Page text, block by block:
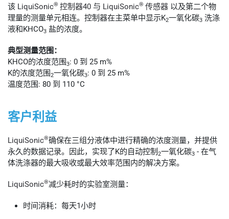
该 LiquiSonic® 控制器40 与 LiquiSonic® 传感器 以及第二个物
理量的测量单元相连。控制器在主菜单中显示K2一氧化碳3 洗涤
液和KHCO3 盐的浓度。
典型测量范围：
KHCO的浓度范围3: 0 到 25 m%
K的浓度范围2一氧化碳3: 0 到 25 m%
温度范围: 80 到 110 °C
客户利益
LiquiSonic®确保在三组分液体中进行精确的浓度测量，并提供
永久的数据记录。因此，实现了K的自动控制 2一氧化碳3 - 在气
体洗涤器的最大吸收或最大效率范围内的解决方案。
LiquiSonic®减少耗时的实验室测量：
时间消耗：每天1小时